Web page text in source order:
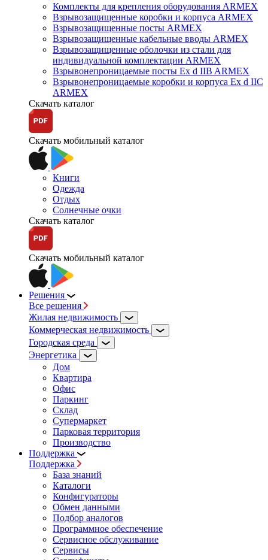
Комплекты для крепления оборудования ARMEX
Взрывозащищенные коробки и корпуса ARMEX
Взрывозащищенные посты ARMEX
Взрывозащищенные кабельные вводы ARMEX
Взрывозащищенные оболочки из стали для
индивидуальной комплектации ARMEX
Взрывонепроницаемые посты Ex d IIB ARMEX
Взрывонепроницаемые коробки и корпуса Ex d IIС
ARMEX
Скачать каталог
Скачать мобильный каталог
Книги
Одежда
Отдых
Солнечные очки
Скачать каталог
Скачать мобильный каталог
Решения
Все решения
Жилая недвижимость
Коммерческая недвижимость
Городская среда
Энергетика
Дом
Квартира
Офис
Паркинг
Склад
Супермаркет
Парковая территория
Производство
Поддержка
Поддержка
База знаний
Каталоги
Конфигураторы
Обмен данными
Подбор аналогов
Программное обеспечение
Сервисное обслуживание
Сервисы